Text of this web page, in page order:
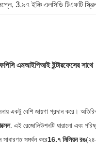
, 3.৯৭ ইঞ্চি এলসিডি টিএফটি
এমআইপিআই ইন্টারফেসের সাথে
একটু বেশি জায়গা প্রদান করে।
. এই রেজোলিউশনটি ধারালো এবং
সমর্থন করে16.৭ মিলিয়ন রঙ